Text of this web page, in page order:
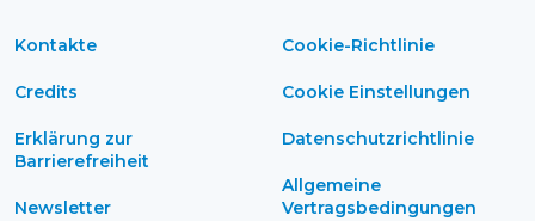
Kontakte
Credits
Erklärung zur
Barrierefreiheit
Newsletter
Cookie-Richtlinie
Cookie Einstellungen
Datenschutzrichtlinie
Allgemeine
Vertragsbedingungen